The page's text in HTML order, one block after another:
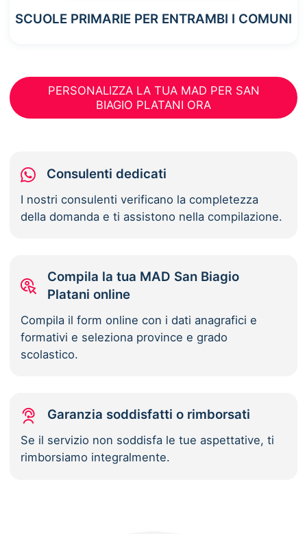
SCUOLE PRIMARIE PER ENTRAMBI I COMUNI
PERSONALIZZA LA TUA MAD PER SAN
BIAGIO PLATANI ORA
Consulenti dedicati
I nostri consulenti verificano la completezza
della domanda e ti assistono nella compilazione.
Compila la tua MAD San Biagio
Platani online
Compila il form online con i dati anagrafici e
formativi e seleziona province e grado
scolastico.
Garanzia soddisfatti o rimborsati
Se il servizio non soddisfa le tue aspettative, ti
rimborsiamo integralmente.